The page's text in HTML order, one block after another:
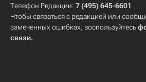
Телефон Редакции: 7 (495) 645-6601
Чтобы связаться с редакцией или
замеченных ошибках, воспользуйтесь
связи.